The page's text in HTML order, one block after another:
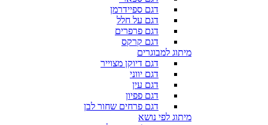
דגם ספיידרמן
דגם על חלל
דגם פרפרים
דגם קרקס
מיתוג למבוגרים
דגם דיוקן מצוייר
דגם יווני
דגם עין
דגם פפיון
דגם פרחים שחור לבן
מיתוג לפי נושא